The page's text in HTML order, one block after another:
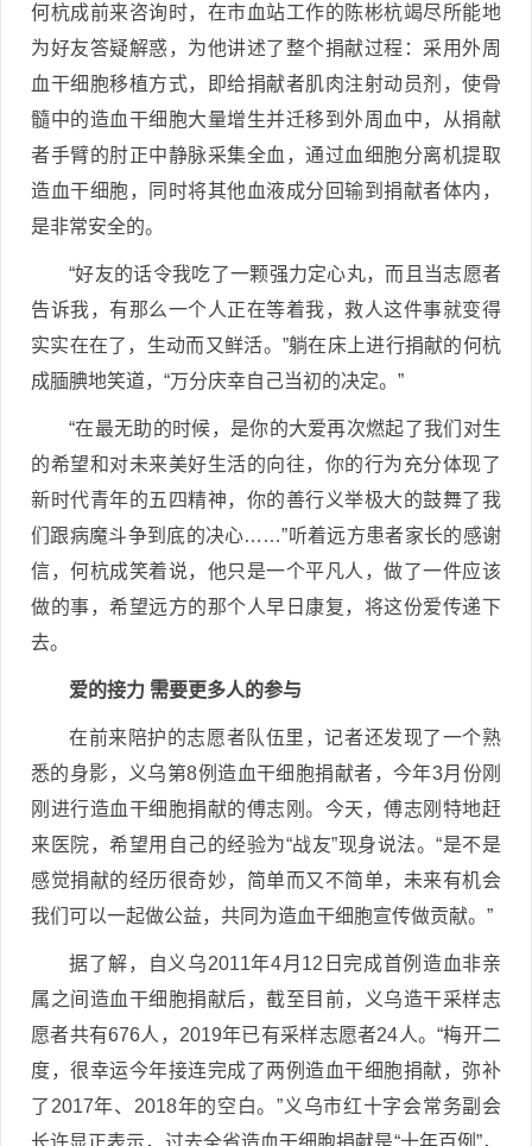
何杭成前来咨询时，在市血站工作的陈彬杭竭尽所能地
为好友答疑解惑，为他讲述了整个捐献过程：采用外周
血干细胞移植方式，即给捐献者肌肉注射动员剂，使骨
髓中的造血干细胞大量增生并迁移到外周血中，从捐献
者手臂的肘正中静脉采集全血，通过血细胞分离机提取
造血干细胞，同时将其他血液成分回输到捐献者体内，
是非常安全的。
“好友的话令我吃了一颗强力定心丸，而且当志愿者
告诉我，有那么一个人正在等着我，救人这件事就变得
实实在在了，生动而又鲜活。”躺在床上进行捐献的何杭
成腼腆地笑道，“万分庆幸自己当初的决定。”
“在最无助的时候，是你的大爱再次燃起了我们对生
的希望和对未来美好生活的向往，你的行为充分体现了
新时代青年的五四精神，你的善行义举极大的鼓舞了我
们跟病魔斗争到底的决心……”听着远方患者家长的感谢
信，何杭成笑着说，他只是一个平凡人，做了一件应该
做的事，希望远方的那个人早日康复，将这份爱传递下
去。
爱的接力 需要更多人的参与
在前来陪护的志愿者队伍里，记者还发现了一个熟
悉的身影，义乌第8例造血干细胞捐献者，今年3月份刚
刚进行造血干细胞捐献的傅志刚。今天，傅志刚特地赶
来医院，希望用自己的经验为“战友”现身说法。“是不是
感觉捐献的经历很奇妙，简单而又不简单，未来有机会
我们可以一起做公益，共同为造血干细胞宣传做贡献。”
据了解，自义乌2011年4月12日完成首例造血非亲
属之间造血干细胞捐献后，截至目前，义乌造干采样志
愿者共有676人，2019年已有采样志愿者24人。“梅开二
度，很幸运今年接连完成了两例造血干细胞捐献，弥补
了2017年、2018年的空白。”义乌市红十字会常务副会
长许显正表示，过去全省造血干细胞捐献是“十年百例”，